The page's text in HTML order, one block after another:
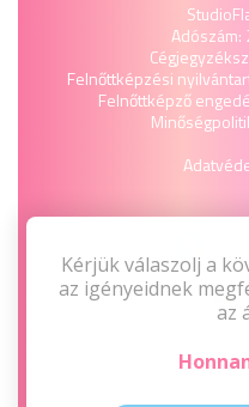
Felnőttképzési
Felnőttképző
Kérjük válaszolj a
az igényeidnek
az